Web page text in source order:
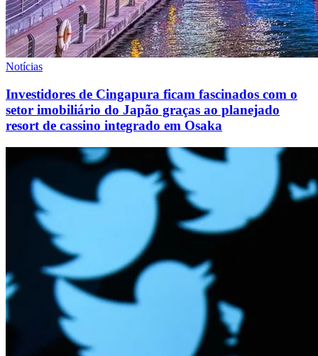
Notícias
Investidores de Cingapura ficam fascinados com o
setor imobiliário do Japão graças ao planejado
resort de cassino integrado em Osaka